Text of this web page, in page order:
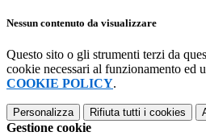
Nessun contenuto da visualizzare
Questo sito o gli strumenti terzi da
cookie necessari al funzionamento ed
COOKIE POLICY.
Personalizza Rifiuta tutti i cookies
Gestione cookie